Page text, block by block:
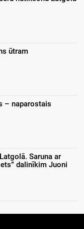
ūtram
– naparostais
Saruna ar
dalinīkim Juoni